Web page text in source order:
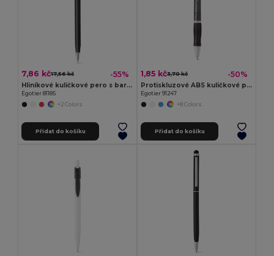
7,86 kč17,56 kč -55%
Hliníkové kuličkové pero s barevným tělem
Egotier 81185
+2 Colors
Přidat do košíku
1,85 kč3,70 kč -50%
Protiskluzové ABS kuličkové pero s klipem
Egotier 91247
+8 Colors
Přidat do košíku